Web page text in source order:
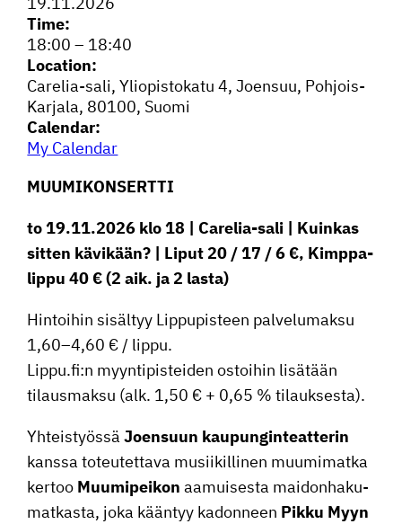
Time:
18:00 – 18:40
Location:
Carelia-sali, Yliopis­to­katu 4, Joensuu, Pohjois-
Karjala, 80100, Suomi
Calendar:
My Calendar
MUUMI­KON­SERTTI
to 19.11.2026 klo 18 | Carelia-sali | Kuinkas
sitten kävikään? | Liput 20 / 17 / 6 €, Kimppa­
lippu 40 € (2 aik. ja 2 lasta)
Hintoihin sisältyy Lippu­pis­teen palve­lu­maksu
1,60–4,60 € / lippu.
Lippu.fi:n myynti­pis­teiden ostoihin lisätään
tilaus­maksu (alk. 1,50 € + 0,65 % tilauksesta).
Yhteis­työssäJoensuun kaupun­gin­teat­terin
kanssa toteu­tet­tava musii­kil­linen muumi­matka
kertoo Muumi­peikon aamui­sesta maidon­ha­ku­
mat­kasta, joka kääntyy kadonneen Pikku Myyn